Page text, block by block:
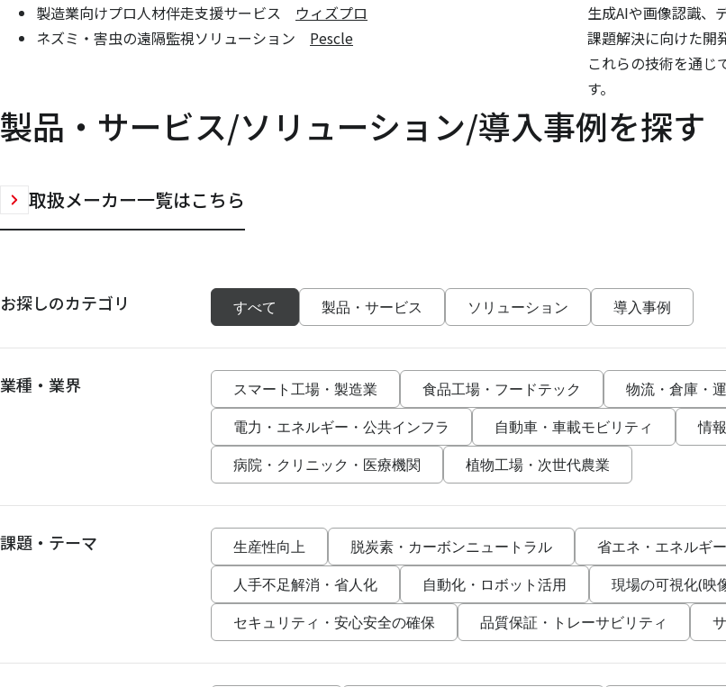
製造業向けプロ人材伴走支援サービス ウィズプロ
ネズミ・害虫の遠隔監視ソリューション Pescle
生成AIや画像認識、
課題解決に向けた開
これらの技術を通じ
す。
製品・サービス/ソリューション/導入事例を探す
取扱メーカー一覧はこちら
お探しのカテゴリ すべて 製品・サービス ソリューション 導入事例
業種・業界 スマート工場・製造業 食品工場・フードテック 物流・倉庫・
電力・エネルギー・公共インフラ 自動車・車載モビリティ 情
病院・クリニック・医療機関 植物工場・次世代農業
課題・テーマ 生産性向上 脱炭素・カーボンニュートラル 省エネ・エネルギ
人手不足解消・省人化 自動化・ロボット活用 現場の可視化(映
セキュリティ・安心安全の確保 品質保証・トレーサビリティ